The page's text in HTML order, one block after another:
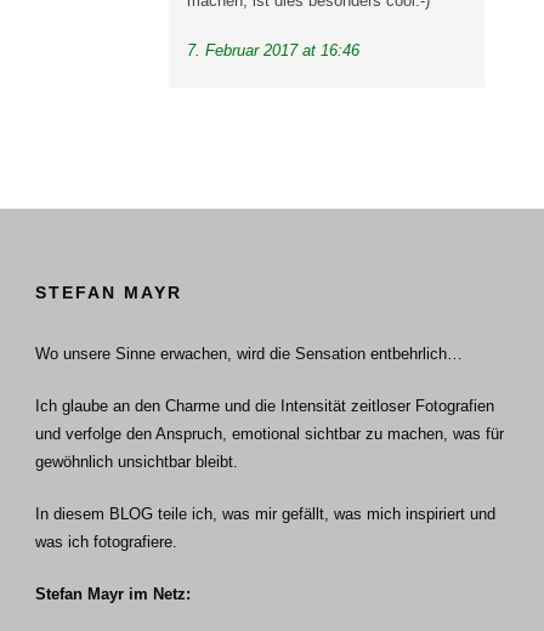
7. Februar 2017 at 16:46
STEFAN MAYR
Wo unsere Sinne erwachen, wird die Sensation entbehrlich…
Ich glaube an den Charme und die Intensität zeitloser Fotografien
und verfolge den Anspruch, emotional sichtbar zu machen, was für
gewöhnlich unsichtbar bleibt.
In diesem BLOG teile ich, was mir gefällt, was mich inspiriert und
was ich fotografiere.
Stefan Mayr im Netz: